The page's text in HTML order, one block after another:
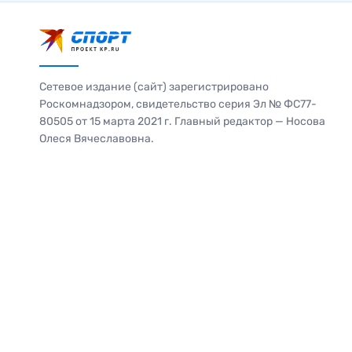
Сетевое издание (сайт) зарегистрировано
Роскомнадзором, свидетельство серия Эл № ФС77-
80505 от 15 марта 2021 г. Главный редактор — Носова
Олеся Вячеславовна.